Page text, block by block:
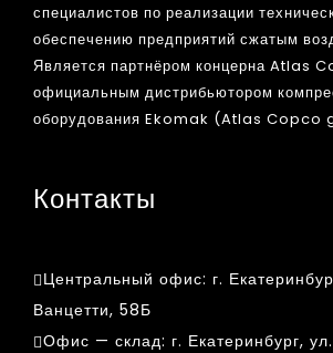
специалистов по реализации
обеспечению предприятий сжатым
Является партнёром концерна Atlas
официальным дистрибьютором
оборудования Ekomak (Atlas Copco
Контакты
Центральный офис: г.
Ванцетти, 58Б
Офис — склад: г. Екатеринбург,